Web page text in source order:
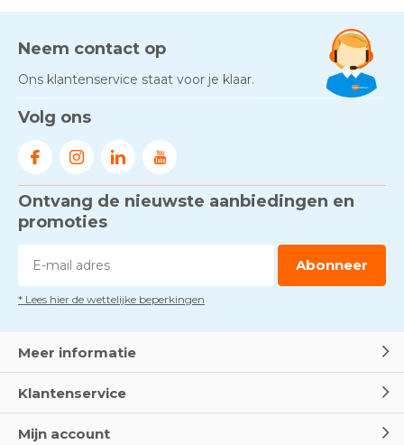
Neem contact op
Ons klantenservice staat voor je klaar.
Volg ons
Ontvang de nieuwste aanbiedingen en
promoties
Abonneer
* Lees hier de wettelijke beperkingen
Meer informatie
Klantenservice
Mijn account